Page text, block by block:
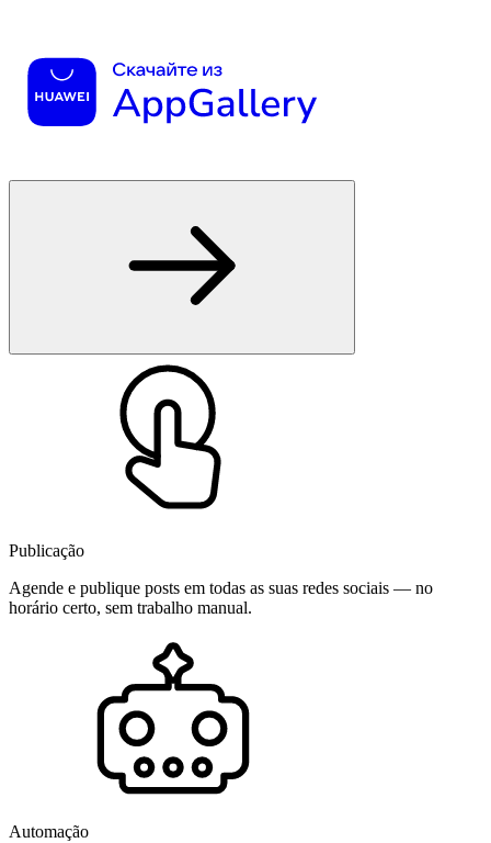
Publicação
Agende e publique posts em todas as suas redes sociais — no
horário certo, sem trabalho manual.
Automação